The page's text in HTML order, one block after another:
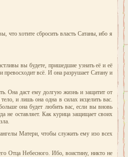
хотите сбросить власть Сатаны, ибо я
вы будете, пришедшие узнать её и её
превосходит всё. И она разрушает Сатану и
Она даст ему долгую жизнь и защитит от
и лишь она одна в силах исцелить вас.
она будет любить вас, если вы вновь
не оставляет. Как курица защищает своих
Матери, чтобы служить ему изо всех
Отца Небесного. Ибо, воистину, никто не